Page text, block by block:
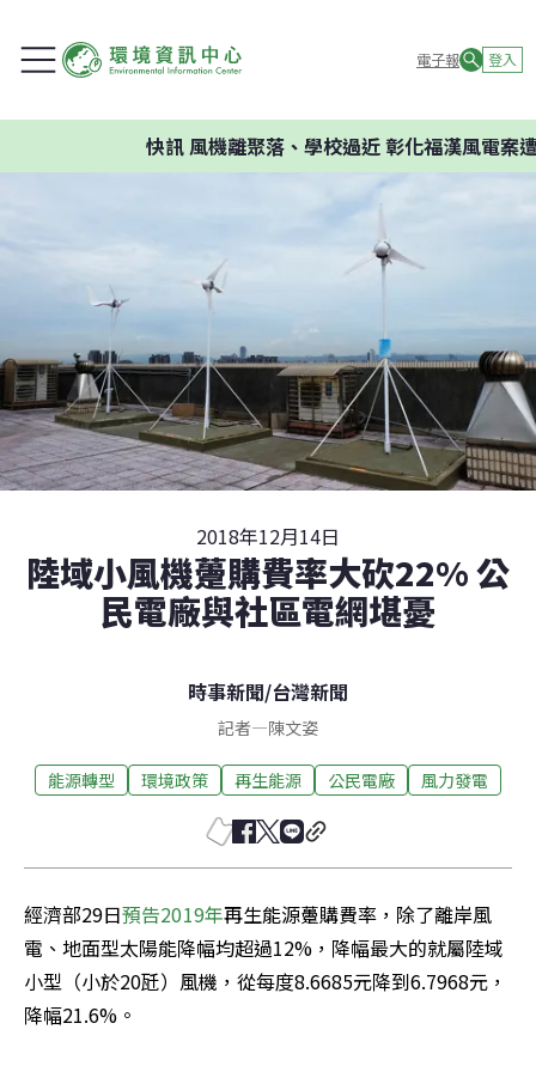
電子報 登入
風機離聚落、學校過近 彰化福漢風電案遭環
2018年12月14日
陸域小風機躉購費率大砍22% 公
民電廠與社區電網堪憂
時事新聞/台灣新聞
記者—陳文姿
能源轉型 環境政策 再生能源 公民電廠 風力發電
經濟部29日預告2019年再生能源躉購費率，除了離岸風
電、地面型太陽能降幅均超過12%，降幅最大的就屬陸域
小型（小於20瓩）風機，從每度8.6685元降到6.7968元，
降幅21.6%。